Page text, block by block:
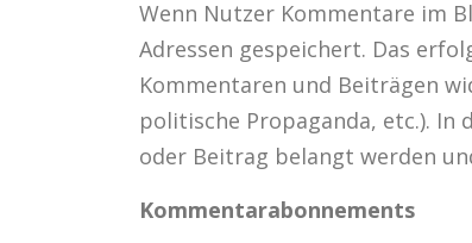
Wenn Nutzer Kommentare im
Adressen gespeichert. Das
Kommentaren und Beiträgen
politische Propaganda, etc.).
oder Beitrag belangt werden
Kommentarabonnements